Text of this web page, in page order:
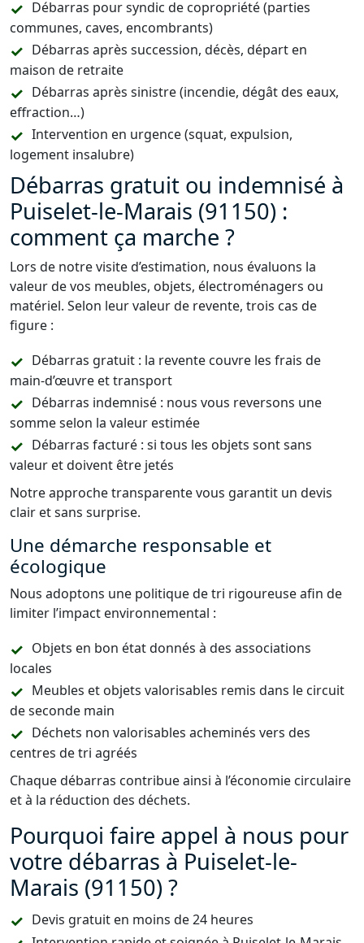
Débarras pour syndic de copropriété (parties
communes, caves, encombrants)
Débarras après succession, décès, départ en
maison de retraite
Débarras après sinistre (incendie, dégât des eaux,
effraction…)
Intervention en urgence (squat, expulsion,
logement insalubre)
Débarras gratuit ou indemnisé à
Puiselet-le-Marais (91150) :
comment ça marche ?
Lors de notre visite d’estimation, nous évaluons la
valeur de vos meubles, objets, électroménagers ou
matériel. Selon leur valeur de revente, trois cas de
figure :
Débarras gratuit : la revente couvre les frais de
main-d’œuvre et transport
Débarras indemnisé : nous vous reversons une
somme selon la valeur estimée
Débarras facturé : si tous les objets sont sans
valeur et doivent être jetés
Notre approche transparente vous garantit un devis
clair et sans surprise.
Une démarche responsable et
écologique
Nous adoptons une politique de tri rigoureuse afin de
limiter l’impact environnemental :
Objets en bon état donnés à des associations
locales
Meubles et objets valorisables remis dans le circuit
de seconde main
Déchets non valorisables acheminés vers des
centres de tri agréés
Chaque débarras contribue ainsi à l’économie circulaire
et à la réduction des déchets.
Pourquoi faire appel à nous pour
votre débarras à Puiselet-le-
Marais (91150) ?
Devis gratuit en moins de 24 heures